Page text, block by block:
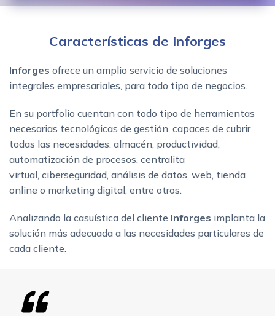
Características de Inforges
Inforges ofrece un amplio servicio de soluciones
integrales empresariales, para todo tipo de negocios.
En su portfolio cuentan con todo tipo de herramientas
necesarias tecnológicas de gestión, capaces de cubrir
todas las necesidades: almacén, productividad,
automatización de procesos, centralita
virtual, ciberseguridad, análisis de datos, web, tienda
online o marketing digital, entre otros.
Analizando la casuística del cliente Inforges implanta la
solución más adecuada a las necesidades particulares de
cada cliente.